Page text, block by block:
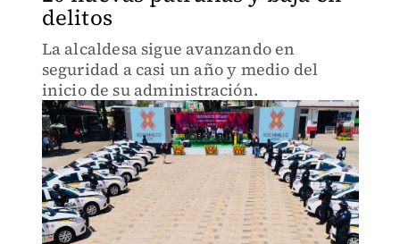
delitos
La alcaldesa sigue avanzando en
seguridad a casi un año y medio del
inicio de su administración.